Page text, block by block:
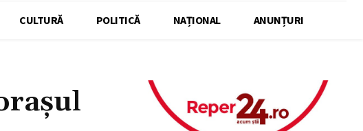
CULTURĂ POLITICĂ NAȚIONAL ANUNȚURI